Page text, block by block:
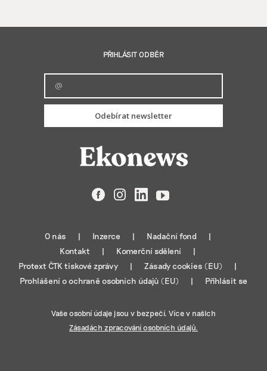
PŘIHLÁSIT ODBĚR
Odebírat newsletter
FacebookInstagramLinkedIn
YouTube
O nás Inzerce
Nadační fond
Kontakt
Komerční sdělení
Protext ČTK tiskové zprávy
Zásady cookies (EU)
Prohlášení o ochraně osobních údajů (EU)
Přihlásit se
Vaše osobní údaje jsou v bezpečí. Více v našich
Zásadách zpracování osobních údajů.